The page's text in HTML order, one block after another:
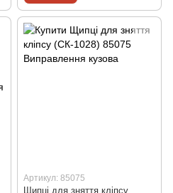
Артикул: 85075
Щипці для зняття кліпсу